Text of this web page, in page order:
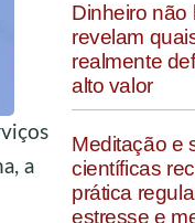
a
Dinheiro não
revelam
realmente
alto valor
Meditação e
científicas
prática
estresse e